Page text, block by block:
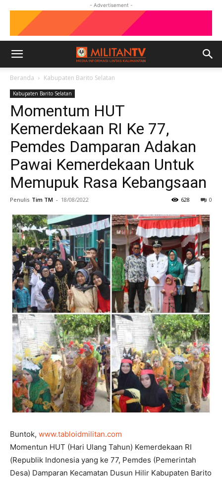
- Advertisement -
Beranda Kabupaten Barito Selatan
Kabupaten Barito Selatan
Momentum HUT
Kemerdekaan RI Ke 77,
Pemdes Damparan Adakan
Pawai Kemerdekaan Untuk
Memupuk Rasa Kebangsaan
Penulis Tim TM - 18/08/2022 0
628
Buntok, www.tabloidmilitan.com
Momentun HUT (Hari Ulang Tahun) Kemerdekaan RI
(Republik Indonesia yang ke 77, Pemdes (Pemerintah
Desa) Damparan Kecamatan Dusun Hilir Kabupaten Barito